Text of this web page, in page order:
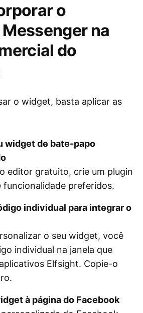
o
na
do
o widget, basta aplicar as
widget de bate-papo
editor gratuito, crie um plugin
funcionalidade preferidos.
individual para integrar o
o seu widget, você
individual na janela que
Elfsight. Copie-o
à página do Facebook